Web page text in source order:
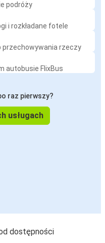
podróży
i rozkładane fotele
rzeczy
autobusie FlixBus
raz pierwszy?
usługach
dostępności